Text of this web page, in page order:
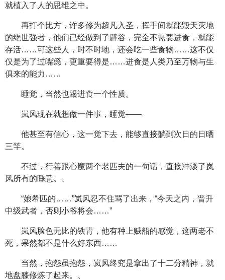
就植入了人的思维之中。
再打个比方，许多修为超凡入圣，挥手间就能毁天灭地
的绝世强者，他们已经做到了辟谷，完全不需要进食，就能
存活……可这些人，时不时地，还会吃一些食物……这不仅
仅是为了过嘴瘾，更重要得是……进食是人类乃至万物与生
俱来的能力……
睡觉，当然也跟进食一个性质。
岚风现在就想做一件事，睡觉——
他甚至有信心，这一觉下去，能够直接躺到次日的日晒
三竿。
不过，行善跟心魔两个老匹夫的一句话，直接冲淡了岚
风所有的睡意。、
“娘希匹的……”岚风忍不住骂了出来，“今天之内，晋升
中级武者，否则小爷将会……”
岚风脸色无比的铁青，他有种上贼船的感觉，这两老不
死，果然都不是什么好东西……
当然，抱怨虽抱怨，岚风终究是拿出了十二分精神，就
地盘膝修炼了起来。、